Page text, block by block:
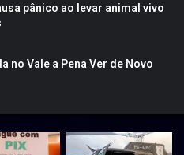
pânico ao levar animal vivo
no Vale a Pena Ver de Novo